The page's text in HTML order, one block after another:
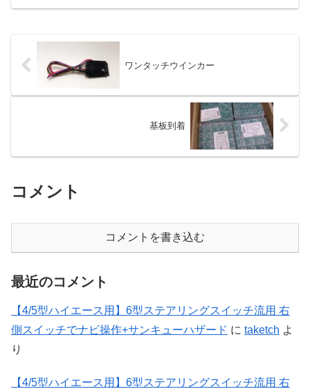
の予定です。いろいろ機能の付いたユニ
ワンタッチウインカー
基板到着
コメント
コメントを書き込む
最近のコメント
【4/5型ハイエース用】6型ステアリングスイッチ流用 右
側スイッチでナビ操作+サンキューハザード に taketch よ
り
【4/5型ハイエース用】6型ステアリングスイッチ流用 右